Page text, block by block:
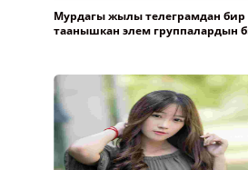
Мурдагы жылы телеграмдан бир
таанышкан элем группалардын